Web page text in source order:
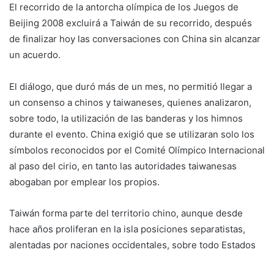
El recorrido de la antorcha olímpica de los Juegos de
Beijing 2008 excluirá a Taiwán de su recorrido, después
de finalizar hoy las conversaciones con China sin alcanzar
un acuerdo.
El diálogo, que duró más de un mes, no permitió llegar a
un consenso a chinos y taiwaneses, quienes analizaron,
sobre todo, la utilización de las banderas y los himnos
durante el evento. China exigió que se utilizaran solo los
símbolos reconocidos por el Comité Olímpico Internacional
al paso del cirio, en tanto las autoridades taiwanesas
abogaban por emplear los propios.
Taiwán forma parte del territorio chino, aunque desde
hace años proliferan en la isla posiciones separatistas,
alentadas por naciones occidentales, sobre todo Estados